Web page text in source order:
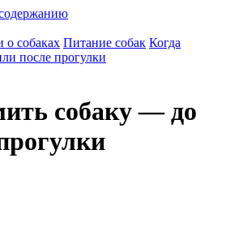
о собаках Питание собак Когда
после прогулки
собаку — до